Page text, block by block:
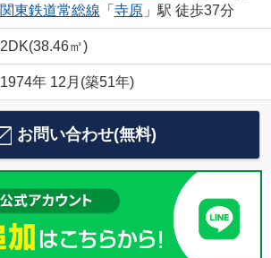
関東鉄道常総線 「 寺原」駅 徒歩37分
2DK(38.46㎡)
1974年 12月(築51年)
お問い合わせ(無料)